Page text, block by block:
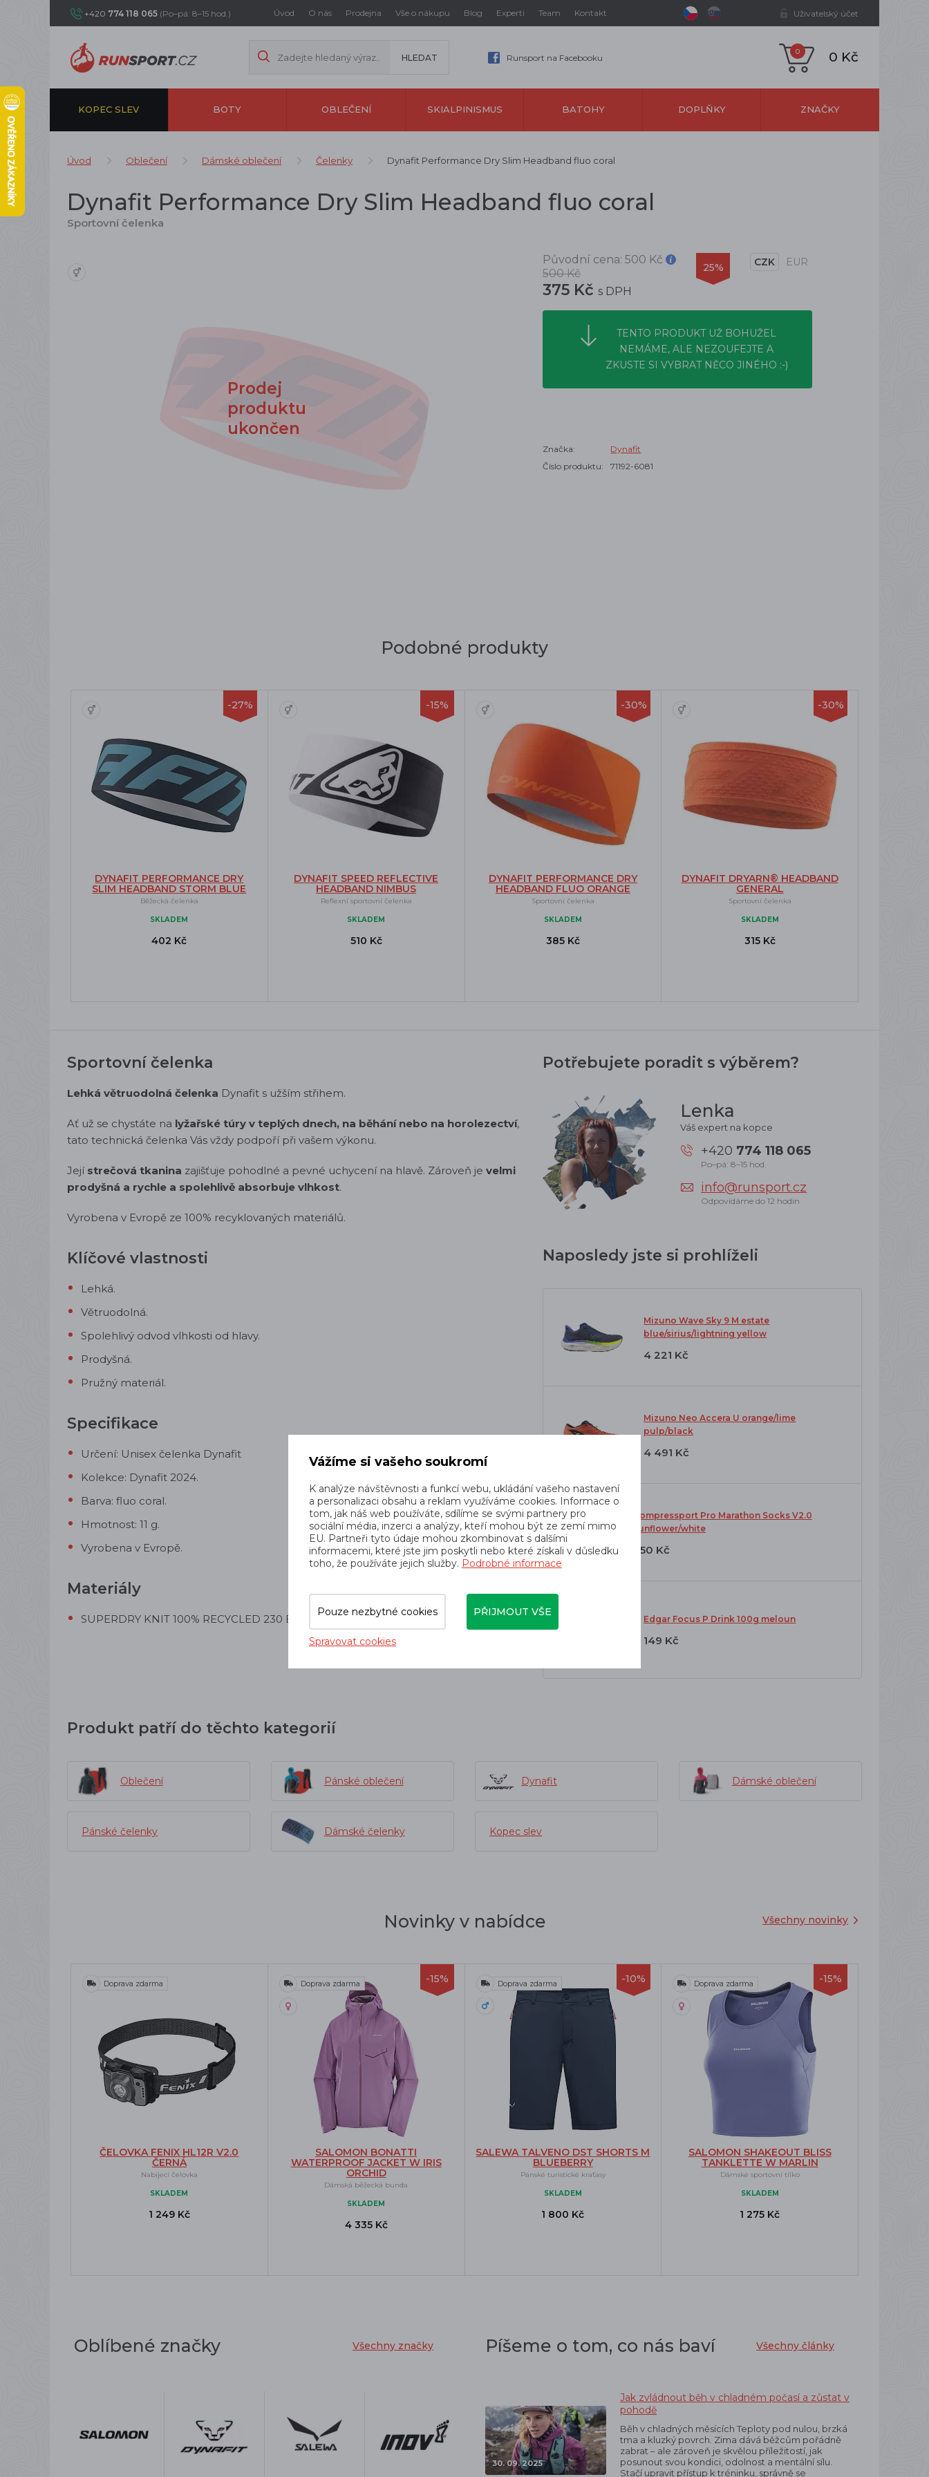
+420 774 118 065 (Po–pá: 8–15 hod.) Úvod O nás Prodejna Vše o nákupu Blog Experti Team Kontakt Uživatelský účet
Runsport na Facebooku
0 0 Kč
KOPEC SLEV BOTY OBLEČENÍ SKIALPINISMUS BATOHY DOPLŇKY ZNAČKY
Úvod Oblečení Dámské oblečení Čelenky Dynafit Performance Dry Slim Headband fluo coral
Dynafit Performance Dry Slim Headband fluo coral
Sportovní čelenka
Prodej
produktu
ukončen
Původní cena:500 Kč
500 Kč
375 Kč s DPH
25% CZK EUR
TENTO PRODUKT UŽ BOHUŽEL
NEMÁME, ALE NEZOUFEJTE A
ZKUSTE SI VYBRAT NĚCO JINÉHO :-)
Značka:
Dynafit
Číslo produktu:
71192-6081
Podobné produkty
-27%
DYNAFIT PERFORMANCE DRY
SLIM HEADBAND STORM BLUE
Běžecká čelenka
SKLADEM
402 Kč
-15%
DYNAFIT SPEED REFLECTIVE
HEADBAND NIMBUS
Reflexní sportovní čelenka
SKLADEM
510 Kč
-30%
DYNAFIT PERFORMANCE DRY
HEADBAND FLUO ORANGE
Sportovní čelenka
SKLADEM
385 Kč
-30%
DYNAFIT DRYARN® HEADBAND
GENERAL
Sportovní čelenka
SKLADEM
315 Kč
Sportovní čelenka
Lehká větruodolná čelenka Dynafit s užším střihem.
Ať už se chystáte na lyžařské túry v teplých dnech, na běhání nebo na horolezectví,
tato technická čelenka Vás vždy podpoří při vašem výkonu.
Její strečová tkanina zajišťuje pohodlné a pevné uchycení na hlavě. Zároveň je velmi
prodyšná a rychle a spolehlivě absorbuje vlhkost.
Vyrobena v Evropě ze 100% recyklovaných materiálů.
Klíčové vlastnosti
Lehká.
Větruodolná.
Spolehlivý odvod vlhkosti od hlavy.
Prodyšná.
Pružný materiál.
Specifikace
Určení: Unisex čelenka Dynafit
Kolekce: Dynafit 2024.
Barva: fluo coral.
Hmotnost: 11 g.
Vyrobena v Evropě.
Materiály
SUPERDRY KNIT 100% RECYCLED 230 BS (80%PL (recycled) 20%EA)
Potřebujete poradit s výběrem?
Lenka
Váš expert na kopce
+420 774 118 065
Po–pá: 8–15 hod.
info@runsport.cz
Odpovídáme do 12 hodin
Naposledy jste si prohlíželi
Mizuno Wave Sky 9 M estate
blue/sirius/lightning yellow
4 221 Kč
Mizuno Neo Accera U orange/lime
pulp/black
4 491 Kč
Compressport Pro Marathon Socks V2.0
sunflower/white
650 Kč
Edgar Focus P Drink 100g meloun
149 Kč
Produkt patří do těchto kategorií
Oblečení Pánské oblečení Dynafit Dámské oblečení
Pánské čelenky Dámské čelenky Kopec slev
Novinky v nabídce Všechny novinky
Doprava zdarma
ČELOVKA FENIX HL12R V2.0
ČERNÁ
Nabíjecí čelovka
SKLADEM
1 249 Kč
-15%
Doprava zdarma
SALOMON BONATTI
WATERPROOF JACKET W IRIS
ORCHID
Dámská běžecká bunda
SKLADEM
4 335 Kč
-10%
Doprava zdarma
SALEWA TALVENO DST SHORTS M
BLUEBERRY
Pánské turistické kraťasy
SKLADEM
1 800 Kč
-15%
Doprava zdarma
SALOMON SHAKEOUT BLISS
TANKLETTE W MARLIN
Dámské sportovní tílko
SKLADEM
1 275 Kč
Oblíbené značky Všechny značky Píšeme o tom, co nás baví Všechny články
30. 09. 2025
Jak zvládnout běh v chladném počasí a zůstat v
pohodě
Běh v chladných měsících Teploty pod nulou, brzká
tma a kluzký povrch. Zima dává běžcům pořádně
zabrat – ale zároveň je skvělou příležitostí, jak
posunout svou kondici, odolnost a mentální sílu.
Stačí upravit přístup k tréninku, správně se
Vážíme si vašeho soukromí
K analýze návštěvnosti a funkcí webu, ukládání vašeho nastavení
a personalizaci obsahu a reklam využíváme cookies. Informace o
tom, jak náš web používáte, sdílíme se svými partnery pro
sociální média, inzerci a analýzy, kteří mohou být ze zemí mimo
EU. Partneři tyto údaje mohou zkombinovat s dalšími
informacemi, které jste jim poskytli nebo které získali v důsledku
toho, že používáte jejich služby. Podrobné informace
Pouze nezbytné cookies PŘIJMOUT VŠE
Spravovat cookies